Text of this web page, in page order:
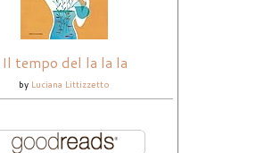
Il tempo del la la la
by Luciana Littizzetto